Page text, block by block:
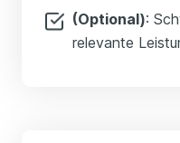
(Optional):
relevante